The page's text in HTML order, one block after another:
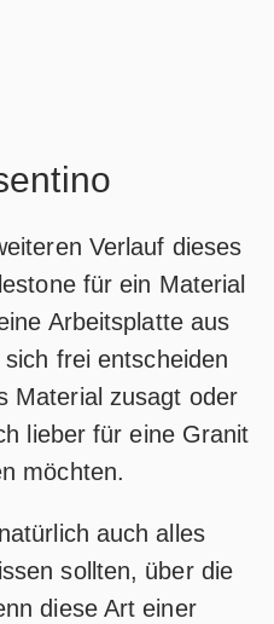
Verlauf dieses
für ein Material
Arbeitsplatte aus
frei entscheiden
Material zusagt oder
lieber für eine Granit
möchten.
auch alles
sollten, über die
diese Art einer